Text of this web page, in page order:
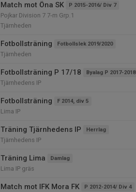
Match mot Öna SK P 2015-2016/ Div 7
Pojkar Division 7 7-m Grp.1
Tjärnheden
Fotbollsträning Fotbollslek 2019/2020
Tjärnheden
Fotbollsträning P 17/18 Byalag P 2017-2018
Tjärnhedens IP
Fotbollsträning F 2014, div 5
Lima IP
Träning Tjärnhedens IP Herrlag
Tjärnhedens IP
Träning Lima Damlag
Lima IP gräs
Match mot IFK Mora FK P 2012-2014/ Div 4